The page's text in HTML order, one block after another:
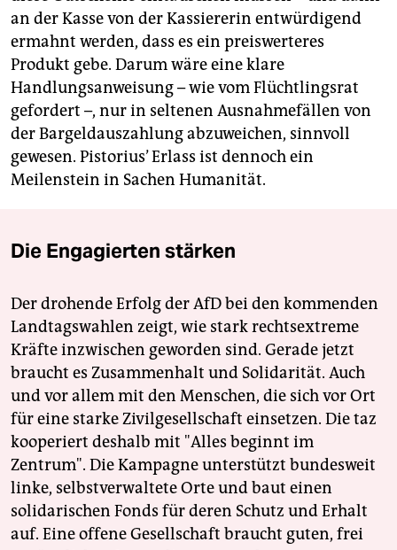
an der Kasse von der Kassiererin entwürdigend
ermahnt werden, dass es ein preiswerteres
Produkt gebe. Darum wäre eine klare
Handlungsanweisung – wie vom Flüchtlingsrat
gefordert –, nur in seltenen Ausnahmefällen von
der Bargeldauszahlung abzuweichen, sinnvoll
gewesen. Pistorius’ Erlass ist dennoch ein
Meilenstein in Sachen Humanität.
Die Engagierten stärken
Der drohende Erfolg der AfD bei den kommenden
Landtagswahlen zeigt, wie stark rechtsextreme
Kräfte inzwischen geworden sind. Gerade jetzt
braucht es Zusammenhalt und Solidarität. Auch
und vor allem mit den Menschen, die sich vor Ort
für eine starke Zivilgesellschaft einsetzen. Die taz
kooperiert deshalb mit "Alles beginnt im
Zentrum". Die Kampagne unterstützt bundesweit
linke, selbstverwaltete Orte und baut einen
solidarischen Fonds für deren Schutz und Erhalt
auf. Eine offene Gesellschaft braucht guten, frei